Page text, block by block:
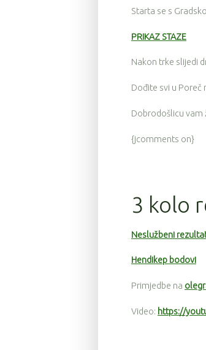
Starta se s
PRIKAZ STAZE
Nakon trke slijedi
Dođite svi u Poreč
Dobrodošlicu vam
{jcomments on}
3 kolo
Neslužbeni
Hendikep bodovi
Primjedbe na
Video: https://